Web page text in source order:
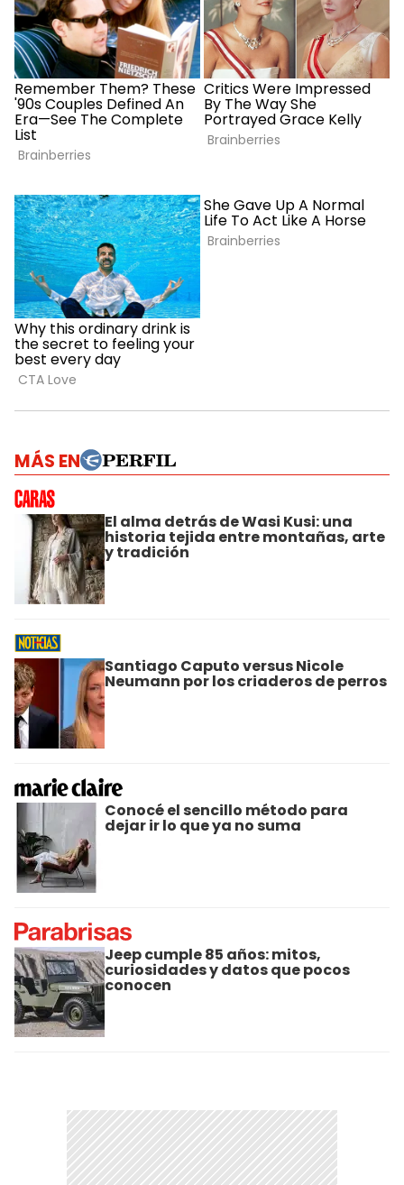
MÁS EN
El alma detrás de Wasi Kusi: una
historia tejida entre montañas, arte
y tradición
Santiago Caputo versus Nicole
Neumann por los criaderos de perros
Conocé el sencillo método para
dejar ir lo que ya no suma
Jeep cumple 85 años: mitos,
curiosidades y datos que pocos
conocen